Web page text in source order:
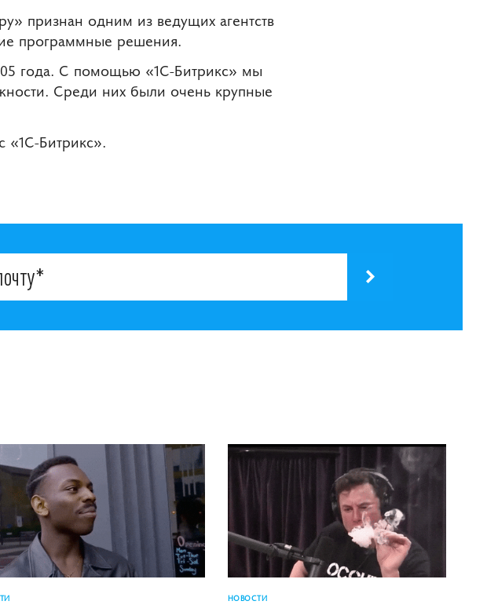
признан одним из ведущих агентств
программные решения.
года. С помощью «1С-Битрикс» мы
Среди них были очень крупные
«1С-Битрикс».
НОВОСТИ